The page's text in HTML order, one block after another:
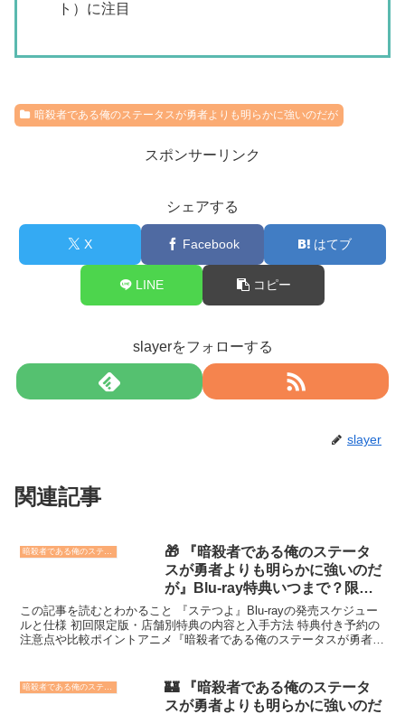
ト）に注目
暗殺者である俺のステータスが勇者よりも明らかに強いのだが
スポンサーリンク
シェアする
X Facebook はてブ
LINE コピー
slayerをフォローする
slayer
関連記事
暗殺者である俺のステータスが勇者よりも明らかに強いのだが
🎁 『暗殺者である俺のステータ
スが勇者よりも明らかに強いのだ
が』Blu-ray特典いつまで？限定
版・店舗特典まとめ💿
この記事を読むとわかること 『ステつよ』Blu-rayの発売スケジュー
ルと仕様 初回限定版・店舗別特典の内容と入手方法 特典付き予約の
注意点や比較ポイントアニメ『暗殺者である俺のステータスが勇者よ
🏰 『暗殺者である俺のステータ
スが勇者よりも明らかに強いのだ